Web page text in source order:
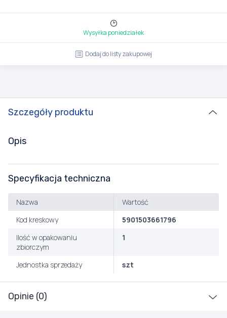
Wysyłka poniedziałek
Dodaj do listy zakupowej
Szczegóły produktu
Opinie (0)
Opis
Specyfikacja techniczna
Nazwa
Wartość
Kod kreskowy
5901503661796
Ilość w opakowaniu
zbiorczym
1
Jednostka sprzedaży szt